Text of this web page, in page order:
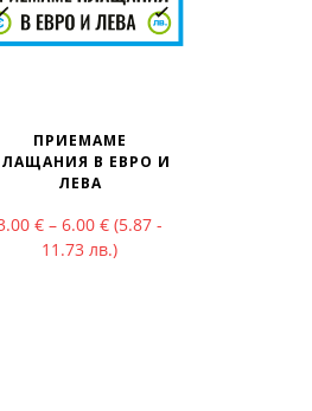
€ through 201.60 €
ПРИЕМАМЕ
В ЕВРО И
ЛЕВА
€ – 6.00€Price range: 3.00 €
(5.87 -
11.73 лв.)